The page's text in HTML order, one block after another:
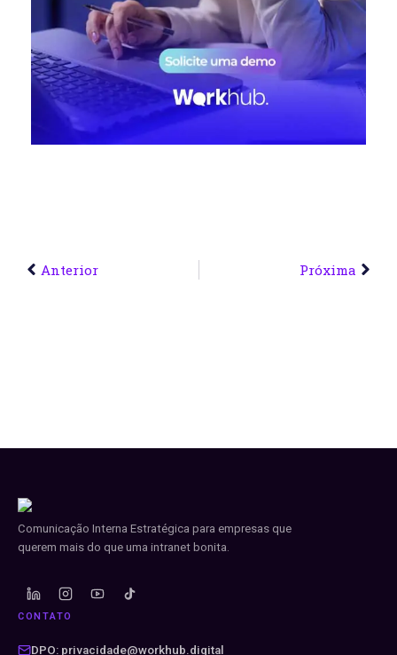
Anterior Próxima
Comunicação Interna Estratégica para empresas que
querem mais do que uma intranet bonita.
CONTATO
DPO: privacidade@workhub.digital